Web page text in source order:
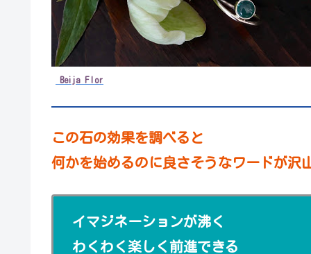
Beija Flor
この石の効果を調べると
何かを始めるのに良さそうなワードが沢
イマジネーションが沸く
わくわく楽しく前進できる